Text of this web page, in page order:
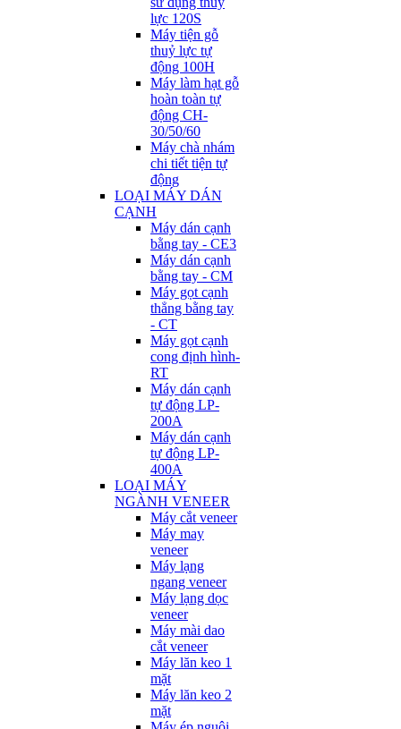
lực 120S
Máy tiện gỗ
thuỷ lực tự
động 100H
Máy làm hạt gỗ
hoàn toàn tự
động CH-
30/50/60
Máy chà nhám
chi tiết tiện tự
động
LOẠI MÁY DÁN
CẠNH
Máy dán cạnh
bằng tay - CE3
Máy dán cạnh
bằng tay - CM
Máy gọt cạnh
thẳng bằng tay
- CT
Máy gọt cạnh
cong định hình-
RT
Máy dán cạnh
tự động LP-
200A
Máy dán cạnh
tự động LP-
400A
LOẠI MÁY
NGÀNH VENEER
Máy cắt veneer
Máy may
veneer
Máy lạng
ngang veneer
Máy lạng dọc
veneer
Máy mài dao
cắt veneer
Máy lăn keo 1
mặt
Máy lăn keo 2
mặt